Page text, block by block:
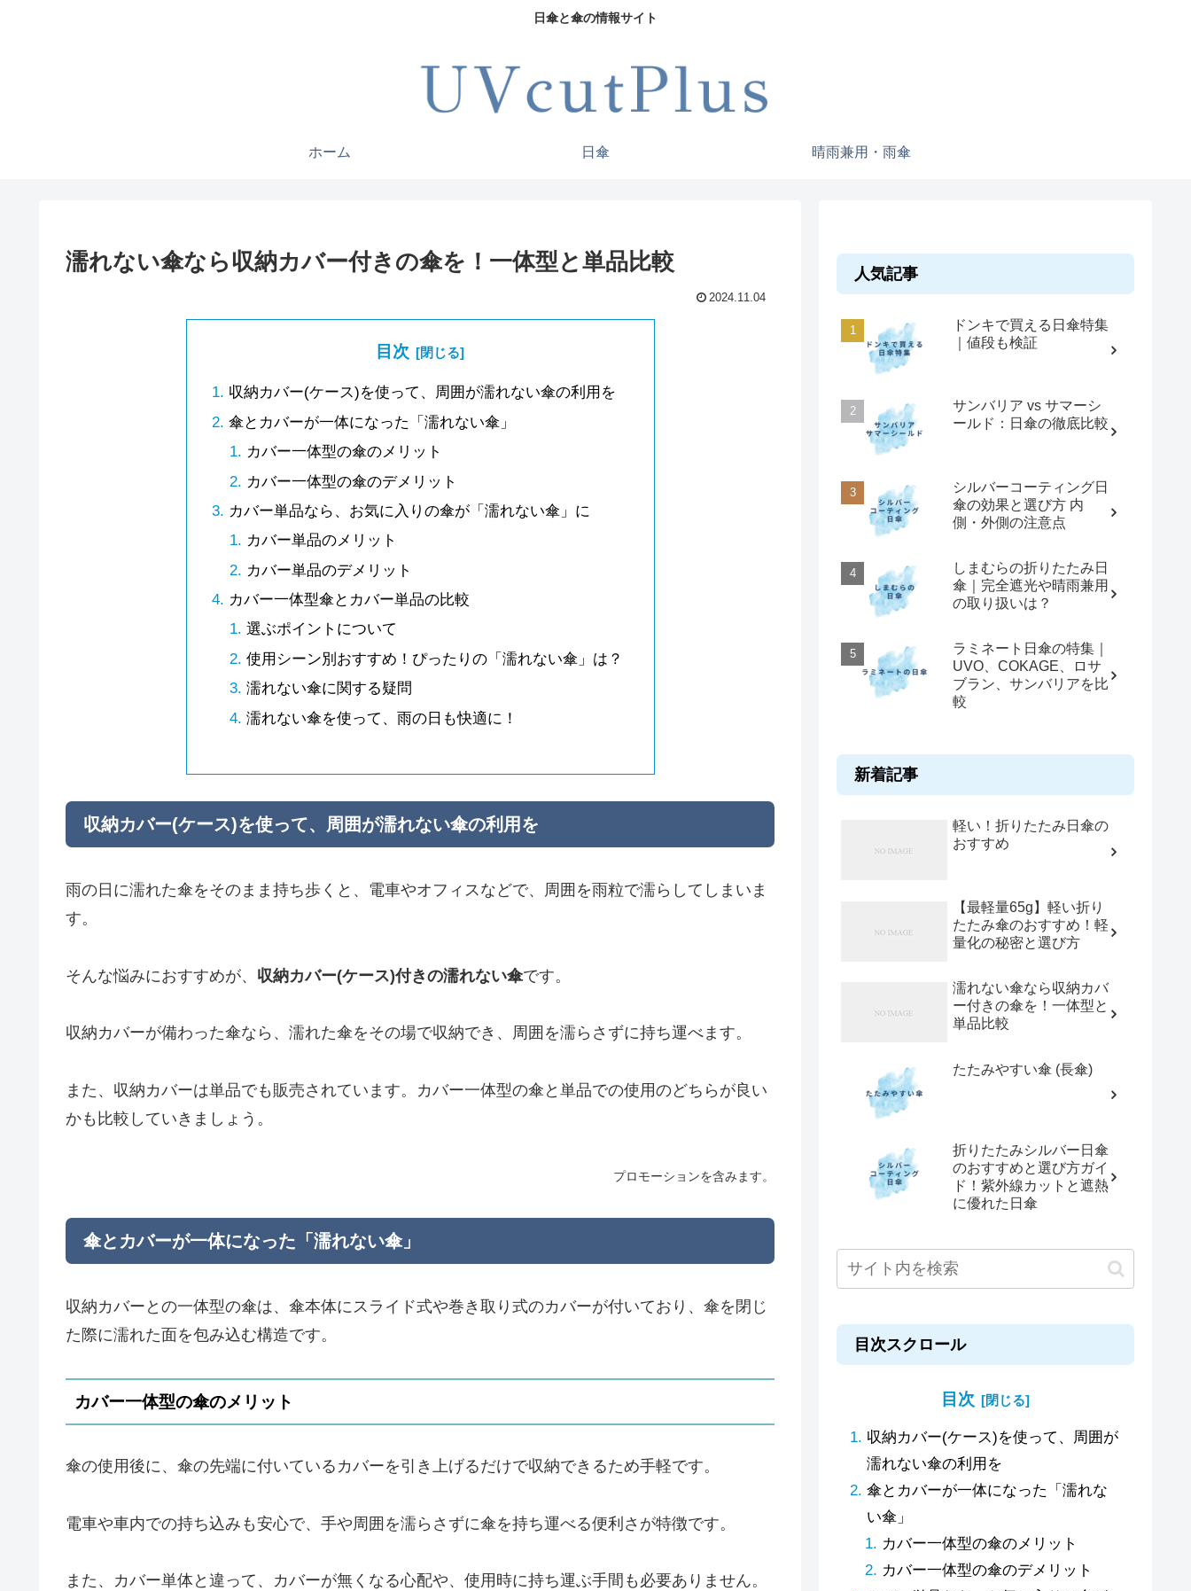
日傘と傘の情報サイト
ホーム 日傘 晴雨兼用・雨傘
濡れない傘なら収納カバー付きの傘を！一体型と単品比較
2024.11.04
目次
収納カバー(ケース)を使って、周囲が濡れない傘の利用を
傘とカバーが一体になった「濡れない傘」
カバー一体型の傘のメリット
カバー一体型の傘のデメリット
カバー単品なら、お気に入りの傘が「濡れない傘」に
カバー単品のメリット
カバー単品のデメリット
カバー一体型傘とカバー単品の比較
選ぶポイントについて
使用シーン別おすすめ！ぴったりの「濡れない傘」は？
濡れない傘に関する疑問
濡れない傘を使って、雨の日も快適に！
収納カバー(ケース)を使って、周囲が濡れない傘の利用を
雨の日に濡れた傘をそのまま持ち歩くと、電車やオフィスなどで、周囲を雨粒で濡らしてしまいま
す。
そんな悩みにおすすめが、 収納カバー(ケース)付きの濡れない傘です。
収納カバーが備わった傘なら、濡れた傘をその場で収納でき、周囲を濡らさずに持ち運べます。
また、収納カバーは単品でも販売されています。カバー一体型の傘と単品での使用のどちらが良い
かも比較していきましょう。
プロモーションを含みます。
傘とカバーが一体になった「濡れない傘」
収納カバーとの一体型の傘は、傘本体にスライド式や巻き取り式のカバーが付いており、傘を閉じ
た際に濡れた面を包み込む構造です。
カバー一体型の傘のメリット
傘の使用後に、傘の先端に付いているカバーを引き上げるだけで収納できるため手軽です。
電車や車内での持ち込みも安心で、手や周囲を濡らさずに傘を持ち運べる便利さが特徴です。
また、カバー単体と違って、カバーが無くなる心配や、使用時に持ち運ぶ手間も必要ありません。
人気記事
ドンキで買える日傘特集
｜値段も検証
サンバリア vs サマーシ
ールド：日傘の徹底比較
シルバーコーティング日
傘の効果と選び方 内
側・外側の注意点
しまむらの折りたたみ日
傘｜完全遮光や晴雨兼用
の取り扱いは？
ラミネート日傘の特集｜
UVO、COKAGE、ロサ
ブラン、サンバリアを比
較
新着記事
軽い！折りたたみ日傘の
おすすめ
【最軽量65g】軽い折り
たたみ傘のおすすめ！軽
量化の秘密と選び方
濡れない傘なら収納カバ
ー付きの傘を！一体型と
単品比較
たたみやすい傘 (長傘)
折りたたみシルバー日傘
のおすすめと選び方ガイ
ド！紫外線カットと遮熱
に優れた日傘
目次スクロール
目次
収納カバー(ケース)を使って、周囲が
濡れない傘の利用を
傘とカバーが一体になった「濡れな
い傘」
カバー一体型の傘のメリット
カバー一体型の傘のデメリット